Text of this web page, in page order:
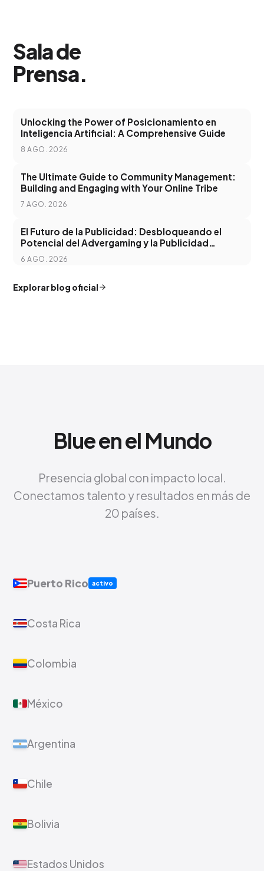
Sala de
Prensa.
Unlocking the Power of Posicionamiento en
Inteligencia Artificial: A Comprehensive Guide
8 AGO. 2026
The Ultimate Guide to Community Management:
Building and Engaging with Your Online Tribe
7 AGO. 2026
El Futuro de la Publicidad: Desbloqueando el
Potencial del Advergaming y la Publicidad
Programática
6 AGO. 2026
Explorar blog oficial
Blue en el Mundo
Presencia global con impacto local.
Conectamos talento y resultados en más de
20 países.
Puerto Rico activo
Costa Rica
Colombia
México
Argentina
Chile
Bolivia
Estados Unidos